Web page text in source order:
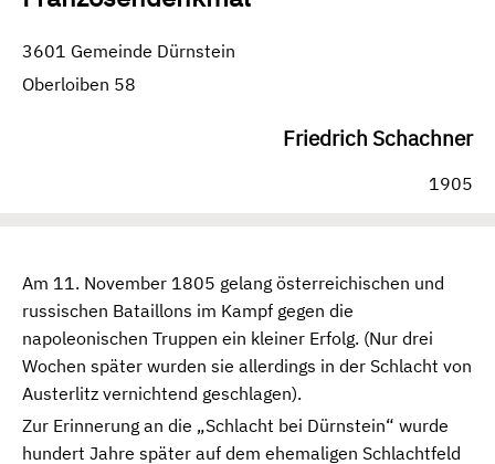
3601 Gemeinde Dürnstein
Oberloiben 58
Friedrich Schachner
1905
Am 11. November 1805 gelang österreichischen und
russischen Bataillons im Kampf gegen die
napoleonischen Truppen ein kleiner Erfolg. (Nur drei
Wochen später wurden sie allerdings in der Schlacht von
Austerlitz vernichtend geschlagen).
Zur Erinnerung an die „Schlacht bei Dürnstein“ wurde
hundert Jahre später auf dem ehemaligen Schlachtfeld